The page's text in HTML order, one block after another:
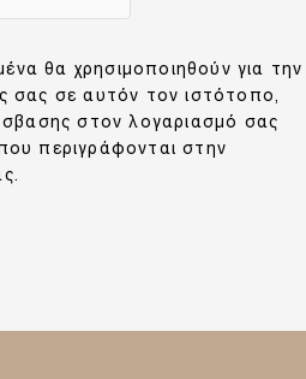
θα χρησιμοποιηθούν για την
σας σε αυτόν τον ιστότοπο,
στον λογαριασμό σας
περιγράφονται στην